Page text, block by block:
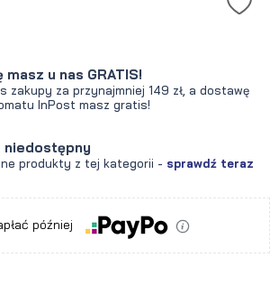
masz u nas GRATIS!
zakupy za przynajmniej 149 zł, a dostawę
InPost masz gratis!
niedostępny
produkty z tej kategorii - sprawdź teraz
później